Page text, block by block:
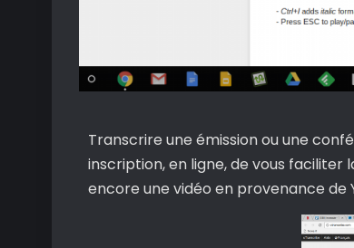
Transcrire une émission ou une
inscription, en ligne, de vous faciliter
encore une vidéo en provenance de